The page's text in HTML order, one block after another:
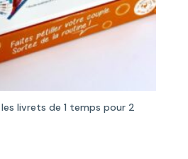
livrets de 1 temps pour 2